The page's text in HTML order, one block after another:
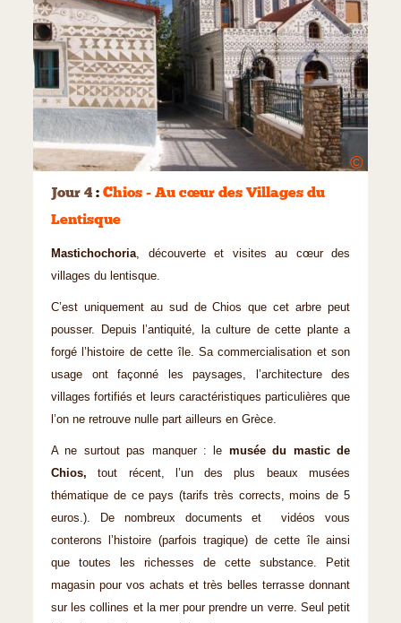
©
Jour 4 : Chios - Au cœur des Villages du
Lentisque
Mastichochoria, découverte et visites au cœur des
villages du lentisque.
C’est uniquement au sud de Chios que cet arbre peut
pousser. Depuis l’antiquité, la culture de cette plante a
forgé l’histoire de cette île. Sa commercialisation et son
usage ont façonné les paysages, l’architecture des
villages fortifiés et leurs caractéristiques particulières que
l’on ne retrouve nulle part ailleurs en Grèce.
A ne surtout pas manquer : le musée du mastic de
Chios, tout récent, l’un des plus beaux musées
thématique de ce pays (tarifs très corrects, moins de 5
euros.). De nombreux documents et vidéos vous
conterons l’histoire (parfois tragique) de cette île ainsi
que toutes les richesses de cette substance. Petit
magasin pour vos achats et très belles terrasse donnant
sur les collines et la mer pour prendre un verre. Seul petit